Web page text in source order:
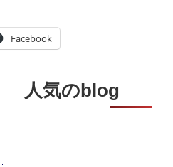
Facebook
人気のblog